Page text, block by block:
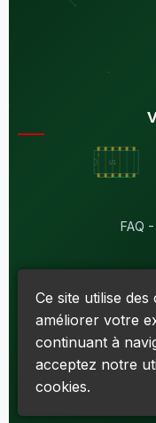
FAQ
© 2026Maddison
Politique de
Numéro d'entreprise
Ce site utilise
améliorer votre
continuant à
acceptez notre
cookies.